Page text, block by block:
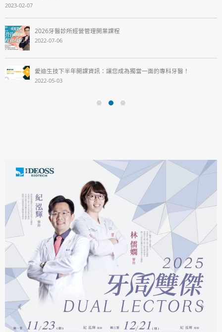
2023-02-07
2026牙醫診所經營管理開業課程
2022-07-06
愛迪生技下半年開課資訊：讓您成為獨當一面的專科牙醫！
2022-05-03